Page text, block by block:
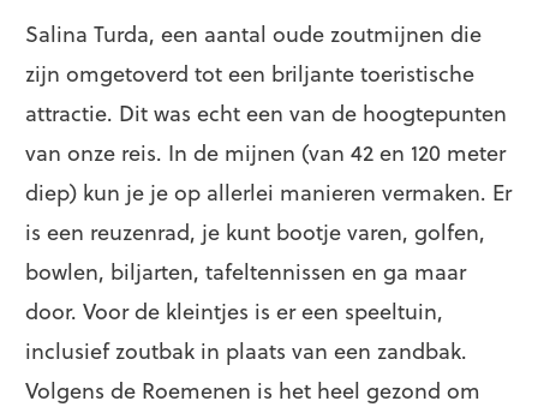
Salina Turda, een aantal oude zoutmijnen die
zijn omgetoverd tot een briljante toeristische
attractie. Dit was echt een van de hoogtepunten
van onze reis. In de mijnen (van 42 en 120 meter
diep) kun je je op allerlei manieren vermaken. Er
is een reuzenrad, je kunt bootje varen, golfen,
bowlen, biljarten, tafeltennissen en ga maar
door. Voor de kleintjes is er een speeltuin,
inclusief zoutbak in plaats van een zandbak.
Volgens de Roemenen is het heel gezond om